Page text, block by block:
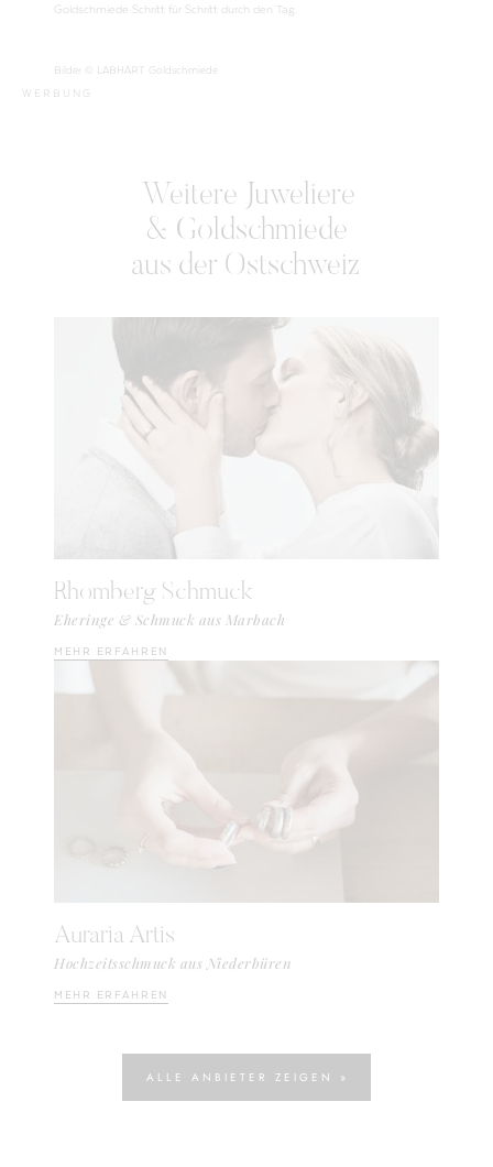
Goldschmiede Schritt für Schritt durch den Tag.
Bilder © LABHART Goldschmiede
WERBUNG
Weitere Juweliere
& Goldschmiede
aus der Ostschweiz
Rhomberg Schmuck
Eheringe & Schmuck aus Marbach
MEHR ERFAHREN
Auraria Artis
Hochzeitsschmuck aus Niederbüren
MEHR ERFAHREN
ALLE ANBIETER ZEIGEN »